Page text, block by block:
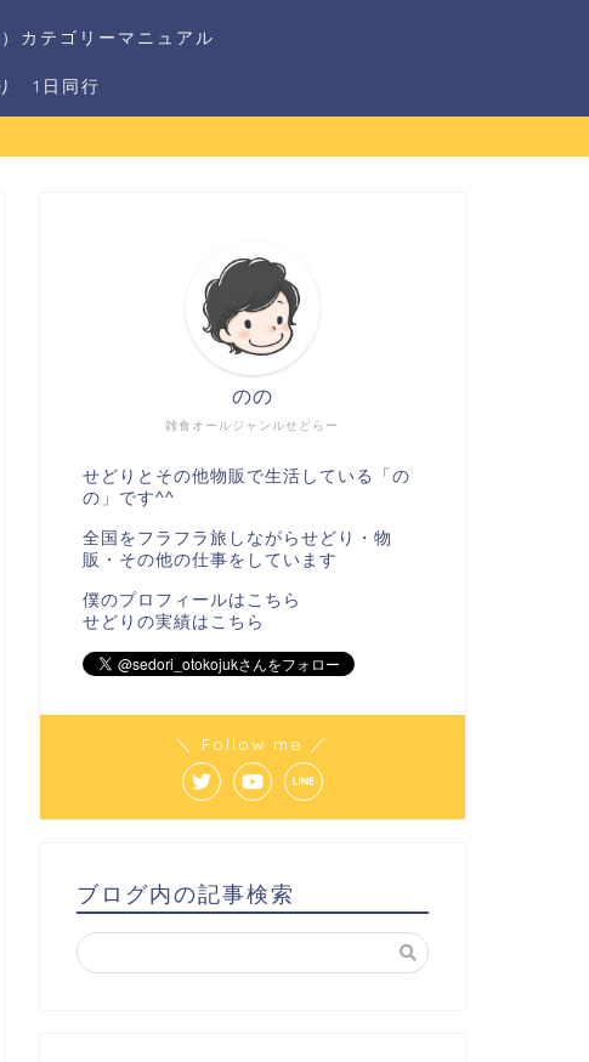
カテゴリーマニュアル
1日同行
雑食オールジャンルせどらー
のの
せどりとその他物販で生活している「の
の」です^^
全国をフラフラ旅しながらせどり・物
販・その他の仕事をしています
僕のプロフィールは こちら
せどりの実績は こちら
＼ Follow me ／
ブログ内の記事検索